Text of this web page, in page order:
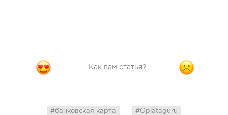
Как вам статья?
#банковская карта #Oplataguru